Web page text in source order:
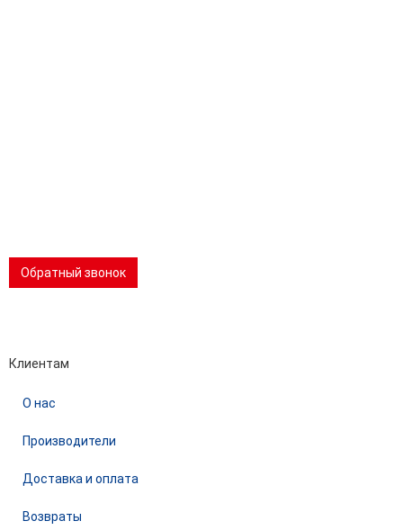
Обратный звонок
Клиентам
О нас
Производители
Доставка и оплата
Возвраты